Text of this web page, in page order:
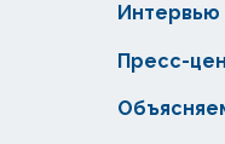
Интервью
Пресс-